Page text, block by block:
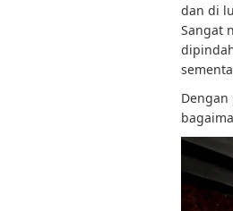
dan di
Sangat